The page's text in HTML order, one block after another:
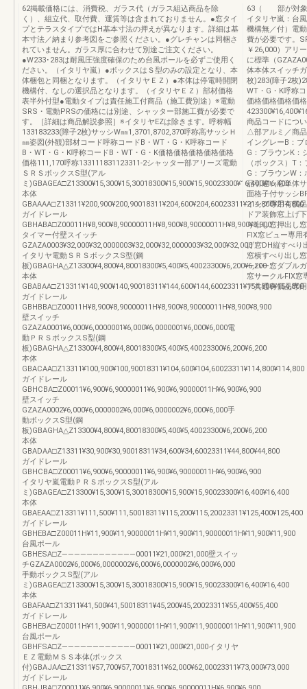
62掲載価格には、消費税、ガラス代（ガラス組込商品を除
く）、組立代、取付費、運賃等は含まれておりません。●窓タイ
プとテラスタイプではH基本寸法の押えが異なります。詳細は基
本寸法／納まり参考図をご参照ください。●グレチャンは同梱さ
れていません。ガラス厚に合わせて別途ご注文ください。
●W233･283は耐風圧強度確保のため台風ポールを必ずご使用く
ださい。（イタリヤ嵐）●ボックスはＳ型のみの設定となり、本
体梱包と同梱となります。（イタリヤＥＺ）●本体は停電時開閉
機構付、なしの選択品となります。（イタリヤＥＺ）部材価格
表半外付型●電動タイプは責任施工付商品（施工費別途）※電動
SRS・電動PRSの価格には別途、シャッター部施工費が必要で
す。［詳細は商品解説参照］※イタリヤEZは除きます。呼称幅
133183233(障子2枚)サッシW㎜1,3701,8702,370呼称高サッシＨ
㎜姿図(外観)部材コード呼称コードB・WT・G・K呼称コード
B・WT・G・K呼称コードB・WT・G・K価格価格価格価格価格
価格111,170呼称133111831123311-2シャッター部アリーズ電動
ＳＲＳボックスS型(アル
ミ)GBAGEA□Z13300¥15,300¥15,30018300¥15,900¥15,90023300¥16,400¥16,400
本体
GBAAAA□Z13311¥200,900¥200,90018311¥204,600¥204,60023311¥214,800¥214,800
ガイドレール
GBHABA□Z00011H¥8,900¥8,90000011H¥8,900¥8,90000011H¥8,900¥8,900
タイマー付壁スイッチ
GZAZA0003¥32,000¥32,0000003¥32,000¥32,0000003¥32,000¥32,000
イタリヤ電動ＳＲＳボックスS型(鋼
板)GBAGHA△Z13300¥4,800¥4,80018300¥5,400¥5,40023300¥6,200¥6,200
本体
GBABAA□Z13311¥140,900¥140,90018311¥144,600¥144,60023311¥154,800¥154,800
ガイドレール
GBHBBA□Z00011H¥8,900¥8,90000011H¥8,900¥8,90000011H¥8,900¥8,900
壁スイッチ
GZAZA0001¥6,000¥6,0000001¥6,000¥6,0000001¥6,000¥6,000電
動ＰＲＳボックスS型(鋼
板)GBAGHA△Z13300¥4,800¥4,80018300¥5,400¥5,40023300¥6,200¥6,200
本体
GBACAA□Z13311¥100,900¥100,90018311¥104,600¥104,60023311¥114,800¥114,800
ガイドレール
GBHCBA□Z00011¥6,900¥6,90000011¥6,900¥6,90000011H¥6,900¥6,900
壁スイッチ
GZAZA0002¥6,000¥6,0000002¥6,000¥6,0000002¥6,000¥6,000手
動ボックスS型(鋼
板)GBAGHA△Z13300¥4,800¥4,80018300¥5,400¥5,40023300¥6,200¥6,200
本体
GBADAA□Z13311¥30,900¥30,90018311¥34,600¥34,60023311¥44,800¥44,800
ガイドレール
GBHCBA□Z00011¥6,900¥6,90000011¥6,900¥6,90000011H¥6,900¥6,900
イタリヤ嵐電動ＰＲＳボックスS型(アル
ミ)GBAGEA□Z13300¥15,300¥15,30018300¥15,900¥15,90023300¥16,400¥16,400
本体
GBAEAA□Z13311¥111,500¥111,50018311¥115,200¥115,20023311¥125,400¥125,400
ガイドレール
GBHEBA□Z00011H¥11,900¥11,90000011H¥11,900¥11,90000011H¥11,900¥11,900
台風ポール
GBHESA□Z――――――――――――00011¥21,000¥21,000壁スイッ
チGZAZA0002¥6,000¥6,0000002¥6,000¥6,0000002¥6,000¥6,000
手動ボックスS型(アル
ミ)GBAGEA□Z13300¥15,300¥15,30018300¥15,900¥15,90023300¥16,400¥16,400
本体
GBAFAA□Z13311¥41,500¥41,50018311¥45,200¥45,20023311¥55,400¥55,400
ガイドレール
GBHEBA□Z00011H¥11,900¥11,90000011H¥11,900¥11,90000011H¥11,900¥11,900
台風ポール
GBHFSA□Z――――――――――――00011¥21,000¥21,000イタリヤ
ＥＺ電動ＭＳＳ本体(ボックス
付)GBAJAA□Z13311¥57,700¥57,70018311¥62,000¥62,00023311¥73,000¥73,000
ガイドレール
63（ 部が対象
イタリヤ嵐：台
機構無／付）電
費が必要です。
￥26,000）アリ
に標準（
体本体スイッチ
枚)283(障子2枚
WT・G・K呼称
価格価格価格価
商品コードにつ
△部アルミ／商
イングレーB：
G：ブラウンK：
（ボックス）T
G：ブラウンW
品引違い窓単体
面格子付サッシ
イング専用有償
ドア装飾窓上げ
り出し窓押出し
FIX窓ビュー専用
げ窓DH縦すべり
窓横すべり出し
ーバー窓ダブル
窓サークルFIX窓
ア共通有償品専